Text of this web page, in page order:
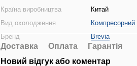
Країна виробництва
Китай
Вид охолодження
Компресорний
Бренд
Brevia
Доставка Оплата
Гарантія
Новий відгук або коментар